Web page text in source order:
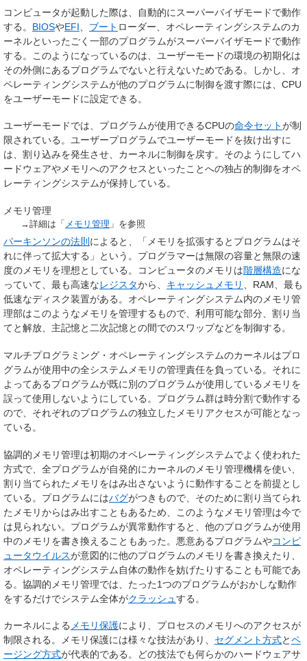
コンピュータが起動した際は、自動的にスーパーバイザモードで動作
する。 BIOSやEFI ブート ローダー、オペレーティングシステムのカ
ーネルといったごく一部のプログラムがスーパーバイザモードで動作
する。このようになっているのは、ユーザーモードの環境の初期化は
その外側にあるプログラムでないと行えないためである。しかし、オ
ペレーティングシステムが他のプログラムに制御を渡す際には、CPU
をユーザーモードに設定できる。
ユーザーモードでは、プログラムが使用できるCPUの命令セットが制
限されている。ユーザープログラムでユーザーモードを抜け出すに
は、割り込みを発生させ、カーネルに制御を戻す。そのようにしてハ
ードウェアやメモリへのアクセスといったことへの独占的制御をオペ
レーティングシステムが保持している。
メモリ管理
→詳細は「 メモリ管理 」を参照
パーキンソンの法則 によると、「メモリを拡張するとプログラムはそ
れに伴って拡大する」という。プログラマーは無限の容量と無限の速
度のメモリを理想としている。コンピュータのメモリは階層構造にな
っていて、最も高速なレジスタから、 キャッシュメモリ 、RAM、最も
低速なディスク装置がある。オペレーティングシステム内のメモリ管
理部はこのようなメモリを管理するもので、利用可能な部分、割り当
てと解放、主記憶と二次記憶との間でのスワップなどを制御する。
マルチプログラミング・オペレーティングシステムのカーネルはプロ
グラムが使用中の全システムメモリの管理責任を負っている。それに
よってあるプログラムが既に別のプログラムが使用しているメモリを
誤って使用しないようにしている。プログラム群は時分割で動作する
ので、それぞれのプログラムの独立したメモリアクセスが可能となっ
ている。
協調的メモリ管理は初期のオペレーティングシステムでよく使われた
方式で、全プログラムが自発的にカーネルのメモリ管理機構を使い、
割り当てられたメモリをはみ出さないように動作することを前提とし
ている。プログラムにはバグがつきもので、そのために割り当てられ
たメモリからはみ出すこともあるため、このようなメモリ管理は今で
は見られない。プログラムが異常動作すると、他のプログラムが使用
中のメモリを書き換えることもあった。悪意あるプログラムやコンピ
ュータウイルスが意図的に他のプログラムのメモリを書き換えたり、
オペレーティングシステム自体の動作を妨げたりすることも可能であ
る。協調的メモリ管理では、たった1つのプログラムがおかしな動作
をするだけでシステム全体がクラッシュ する。
カーネルによる メモリ保護により、プロセスのメモリへのアクセスが
制限される。メモリ保護には様々な技法があり、 セグメント方式とペ
ージング方式が代表的である。どの技法でも何らかのハードウェアサ